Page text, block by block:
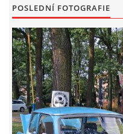
Vývozy a osvědčení
Benzín - Čas
Moderní nafta
Stanovy Old Fiat Clubu, z.
POSLEDNÍ FOTOGRAFIE